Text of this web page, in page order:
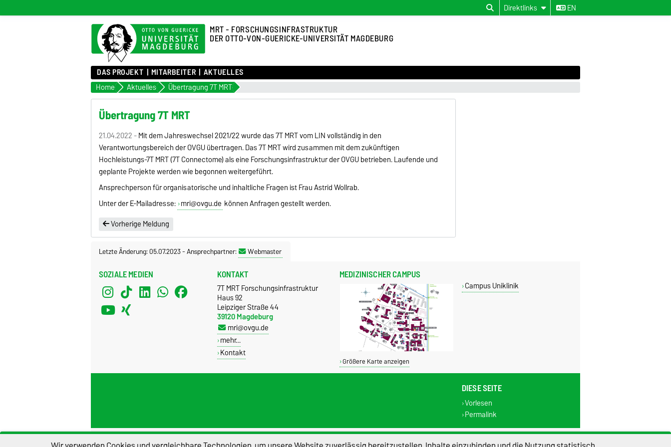
Direktlinks EN
MRT - FORSCHUNGSINFRASTRUKTUR
DER OTTO-VON-GUERICKE-UNIVERSITÄT MAGDEBURG
DAS PROJEKT MITARBEITER AKTUELLES
Home Aktuelles Übertragung 7T MRT
Übertragung 7T MRT
21.04.2022 -Mit dem Jahreswechsel 2021/22 wurde das 7T MRT vom LIN vollständig in den
Verantwortungsbereich der OVGU übertragen. Das 7T MRT wird zusammen mit dem zukünftigen
Hochleistungs-7T MRT (7T Connectome) als eine Forschungsinfrastruktur der OVGU betrieben. Laufende und
geplante Projekte werden wie begonnen weitergeführt.
Ansprechperson für organisatorische und inhaltliche Fragen ist Frau Astrid Wollrab.
Unter der E-Mailadresse: mri@ovgu.de können Anfragen gestellt werden.
Vorherige Meldung
Letzte Änderung: 05.07.2023-Ansprechpartner: Webmaster
SOZIALE MEDIEN KONTAKT
7T MRT Forschungsinfrastruktur
Haus 92
Leipziger Straße 44
39120 Magdeburg
mri@ovgu.de
mehr…
Kontakt
MEDIZINISCHER CAMPUS
Größere Karte anzeigen
Campus Uniklinik
DIESE SEITE
Vorlesen
Permalink
Impressum Datenschutz Barrierefreiheit Cookie-Einstellungen Sitemap